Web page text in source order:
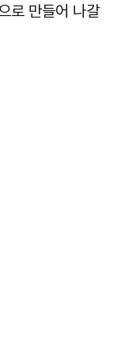
로 만들어 나갈